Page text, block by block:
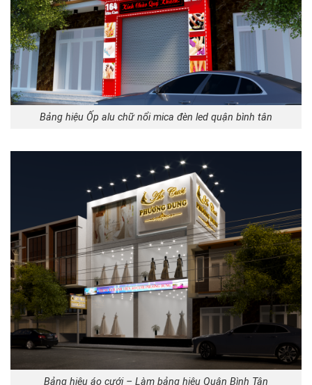
Bảng hiệu Ốp alu chữ nổi mica đèn led quận bình tân
Bảng hiệu áo cưới – Làm bảng hiệu Quận Bình Tân